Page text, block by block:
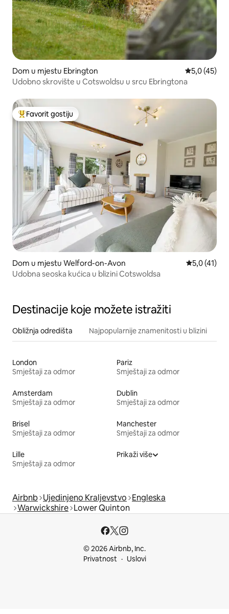
Dom u mjestu Ebrington Prosječna
5,0 (45)
Udobno skrovište u Cotswoldsu u srcu Ebringtona
Glavni favorit gostiju
Favorit gostiju
Dom u mjestu Welford-on-Avon Prosječna
5,0 (41)
Udobna seoska kućica u blizini Cotswoldsa
Destinacije koje možete istražiti
Obližnja odredišta Najpopularnije znamenitosti u blizini
London
Smještaji za odmor
Pariz
Smještaji za odmor
Amsterdam
Smještaji za odmor
Dublin
Smještaji za odmor
Brisel
Smještaji za odmor
Manchester
Smještaji za odmor
Lille
Smještaji za odmor
Prikaži više
Airbnb Ujedinjeno Kraljevstvo Engleska
Warwickshire Lower Quinton
© 2026 Airbnb, Inc.
Privatnost
Uslovi